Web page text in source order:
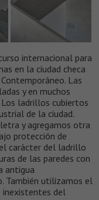
internacional para
en la ciudad checa
Las
y en muchos
ladrillos cubiertos
de la ciudad.
y agregamos otra
protección de
carácter del ladrillo
de las paredes con
antigua
También utilizamos el
inexistentes del